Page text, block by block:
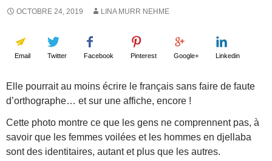
OCTOBRE 24, 2019 LINA MURR NEHME
Email Twitter Facebook Pinterest Google+ Linkedin
Elle pourrait au moins écrire le français sans faire de faute
d’orthographe… et sur une affiche, encore !
Cette photo montre ce que les gens ne comprennent pas, à
savoir que les femmes voilées et les hommes en djellaba
sont des identitaires, autant et plus que les autres.